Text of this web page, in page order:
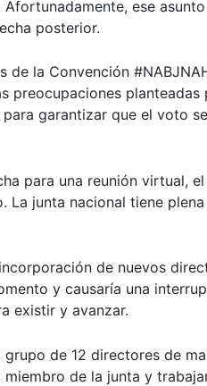
ese
posterior.
de la Convención
preocupaciones
garantizar que el voto
para una reunión virtual,
junta nacional tiene
de nuevos
y causaría una
existir y avanzar.
de 12 directores de
de la junta y